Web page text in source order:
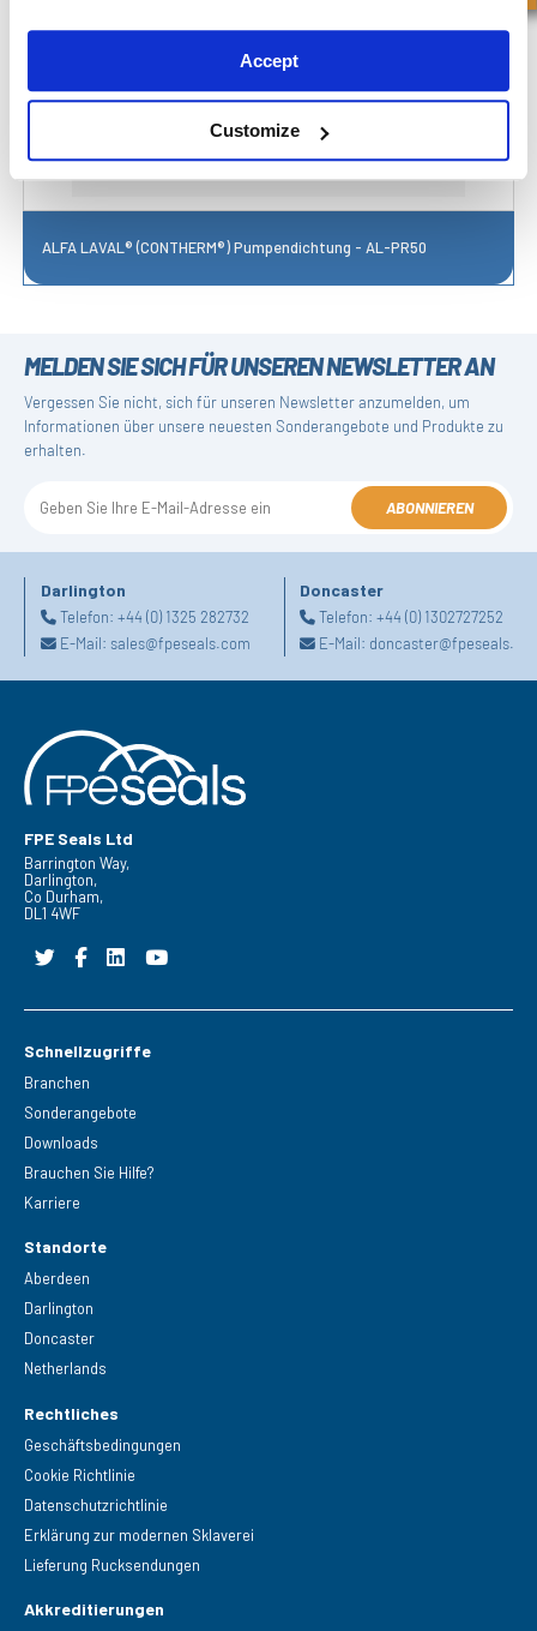
Accept
Customize
ALFA LAVAL® (CONTHERM®) Pumpendichtung - AL-PR50
MELDEN SIE SICH FÜR UNSEREN NEWSLETTER AN
Vergessen Sie nicht, sich für unseren Newsletter anzumelden, um
Informationen über unsere neuesten Sonderangebote und Produkte zu
erhalten.
ABONNIEREN
Darlington
Telefon: +44 (0) 1325 282732
E-Mail: sales@fpeseals.com
Doncaster
Telefon:+44 (0) 1302727252
E-Mail:
FPE Seals Ltd
Barrington Way,
Darlington,
Co Durham,
DL1 4WF
Schnellzugriffe
Branchen
Sonderangebote
Downloads
Brauchen Sie Hilfe?
Karriere
Standorte
Aberdeen
Darlington
Doncaster
Netherlands
Rechtliches
Geschäftsbedingungen
Cookie Richtlinie
Datenschutzrichtlinie
Erklärung zur modernen Sklaverei
Lieferung Rucksendungen
Akkreditierungen